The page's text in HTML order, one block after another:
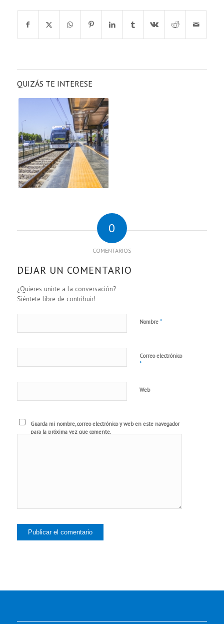
QUIZÁS TE INTERESE
0
COMENTARIOS
DEJAR UN COMENTARIO
¿Quieres unirte a la conversación?
Siéntete libre de contribuir!
Nombre *
Correo electrónico
*
Web
Guarda mi nombre, correo electrónico y web en este navegador
para la próxima vez que comente.